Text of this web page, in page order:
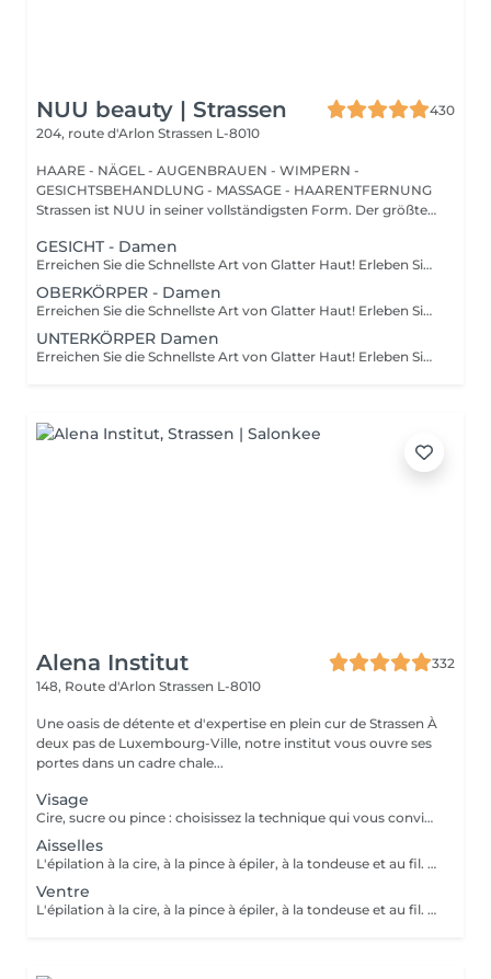
NUU beauty | Strassen
430
204, route d'Arlon Strassen L-8010
HAARE - NÄGEL - AUGENBRAUEN - WIMPERN -
GESICHTSBEHANDLUNG - MASSAGE - HAARENTFERNUNG
Strassen ist NUU in seiner vollständigsten Form. Der größte
GESICHT - Damen
Erreichen Sie die Schnellste Art von Glatter Haut! Erleben Sie die Vorteile der dauerhaften Haarentfernung mit unserer fortschrittlichen Lichttechnologie, die effektiv die Haarfollikel anvisiert. Unsere Laserfunktionen: Neueste Technologie: neues Modell 2022 Vielseitige Behandlung: 3-in-1-System: Diodenlaser, Alexandrit und NdYag Zertifizierte Sicherheit: vollständig in der EU zertifiziert Sichtbare Ergebnisse: deutliche Effekte nach Ihrer ersten Sitzung Vollständige Transformation: endergebnisse nach 6-8 Behandlungen Für Alle Geeignet: eignet sich für alle Haut- und Haartypen, außer grauem Haar Komfort steht an erster Stelle: ausgestattet mit einem Kühlsystem für ein schmerzfreies Erlebnis Wie funktioniert die Haarentfernung mit Laser? Vorbereitung: ihre Haut wird gründlich gereinigt. Gel-Anwendung: ein spezielles Gel wird aufgetragen, um die Behandlung zu verbessern. Laserbehandlung: der Laser wird auf die behandelte Stelle angewendet. Beruhigender Abschluss: eine beruhigende Creme wird nach der Behandlung aufgetragen. Altersempfehlungen: am besten geeignet für Personen ab 16-18 Jahren. Nachbehandlungs-Tipps: um optimale Ergebnisse zu gewährleisten, vermeiden Sie bitte eine Sonnenexposition eine Woche vor und nach dem Eingriff. Behandlungsfrequenz: die Sitzungen werden alle 4-8 Wochen empfohlen, insgesamt 6-10 Behandlungen je nach Bereich.
OBERKÖRPER - Damen
Erreichen Sie die Schnellste Art von Glatter Haut! Erleben Sie die Vorteile der dauerhaften Haarentfernung mit unserer fortschrittlichen Lichttechnologie, die effektiv die Haarfollikel anvisiert. Unsere Laserfunktionen: Neueste Technologie: neues Modell 2022 Vielseitige Behandlung: 3-in-1-System: Diodenlaser, Alexandrit und NdYag Zertifizierte Sicherheit: vollständig in der EU zertifiziert Sichtbare Ergebnisse: deutliche Effekte nach Ihrer ersten Sitzung Vollständige Transformation: endergebnisse nach 6-8 Behandlungen Für Alle Geeignet: eignet sich für alle Haut- und Haartypen, außer grauem Haar Komfort steht an erster Stelle: ausgestattet mit einem Kühlsystem für ein schmerzfreies Erlebnis Wie funktioniert die Haarentfernung mit Laser? Vorbereitung: ihre Haut wird gründlich gereinigt. Gel-Anwendung: ein spezielles Gel wird aufgetragen, um die Behandlung zu verbessern. Laserbehandlung: der Laser wird auf die behandelte Stelle angewendet. Beruhigender Abschluss: eine beruhigende Creme wird nach der Behandlung aufgetragen. Altersempfehlungen: am besten geeignet für Personen ab 16-18 Jahren. Nachbehandlungs-Tipps: um optimale Ergebnisse zu gewährleisten, vermeiden Sie bitte eine Sonnenexposition eine Woche vor und nach dem Eingriff. Behandlungsfrequenz: die Sitzungen werden alle 4-8 Wochen empfohlen, insgesamt 6-10 Behandlungen je nach Bereich.
UNTERKÖRPER Damen
Erreichen Sie die Schnellste Art von Glatter Haut! Erleben Sie die Vorteile der dauerhaften Haarentfernung mit unserer fortschrittlichen Lichttechnologie, die effektiv die Haarfollikel anvisiert. Unsere Laserfunktionen: Neueste Technologie: neues Modell 2022 Vielseitige Behandlung: 3-in-1-System: Diodenlaser, Alexandrit und NdYag Zertifizierte Sicherheit: vollständig in der EU zertifiziert Sichtbare Ergebnisse: deutliche Effekte nach Ihrer ersten Sitzung Vollständige Transformation: endergebnisse nach 6-8 Behandlungen Für Alle Geeignet: eignet sich für alle Haut- und Haartypen, außer grauem Haar Komfort steht an erster Stelle: ausgestattet mit einem Kühlsystem für ein schmerzfreies Erlebnis Wie funktioniert die Haarentfernung mit Laser? Vorbereitung: ihre Haut wird gründlich gereinigt. Gel-Anwendung: ein spezielles Gel wird aufgetragen, um die Behandlung zu verbessern. Laserbehandlung: der Laser wird auf die behandelte Stelle angewendet. Beruhigender Abschluss: eine beruhigende Creme wird nach der Behandlung aufgetragen. Altersempfehlungen: am besten geeignet für Personen ab 16-18 Jahren. Nachbehandlungs-Tipps: um optimale Ergebnisse zu gewährleisten, vermeiden Sie bitte eine Sonnenexposition eine Woche vor und nach dem Eingriff. Behandlungsfrequenz: die Sitzungen werden alle 4-8 Wochen empfohlen, insgesamt 6-10 Behandlungen je nach Bereich.
Alena Institut
332
148, Route d'Arlon Strassen L-8010
Une oasis de détente et d'expertise en plein cur de Strassen À
deux pas de Luxembourg-Ville, notre institut vous ouvre ses
portes dans un cadre chale...
Visage
Cire, sucre ou pince : choisissez la technique qui vous convient ! Pour un résultat impeccable, chaque séance se termine toujours par une finition minutieuse à la pince. Résultat net, peau douce et parfaite, à chaque fois.
Aisselles
L'épilation à la cire, à la pince à épiler, à la tondeuse et au fil. Toutes nos techniques d'épilation vous garantissent un résultat net et durable. En fin de séance, quelque soit la technique d'épilation choisie, nous utilisons systématiquement une pince à épiler, pour un résultat parfait.
Ventre
L'épilation à la cire, à la pince à épiler, à la tondeuse et au fil. Toutes nos techniques d'épilation vous garantissent un résultat net et durable. En fin de séance, quelque soit la technique d'épilation choisie, nous utilisons systématiquement une pince à épiler, pour un résultat parfait.